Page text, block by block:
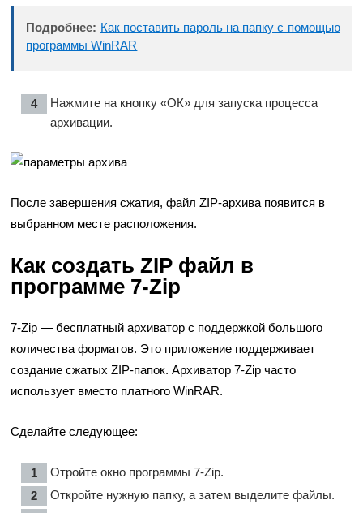
Подробнее: Как поставить пароль на папку с помощью
программы WinRAR
Нажмите на кнопку «ОК» для запуска процесса
архивации.
После завершения сжатия, файл ZIP-архива появится в
выбранном месте расположения.
Как создать ZIP файл в
программе 7-Zip
7-Zip — бесплатный архиватор с поддержкой большого
количества форматов. Это приложение поддерживает
создание сжатых ZIP-папок. Архиватор 7-Zip часто
использует вместо платного WinRAR.
Сделайте следующее:
Отройте окно программы 7-Zip.
Откройте нужную папку, а затем выделите файлы.